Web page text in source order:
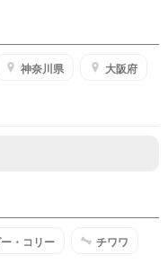
神奈川県 大阪府
・コリー チワワ